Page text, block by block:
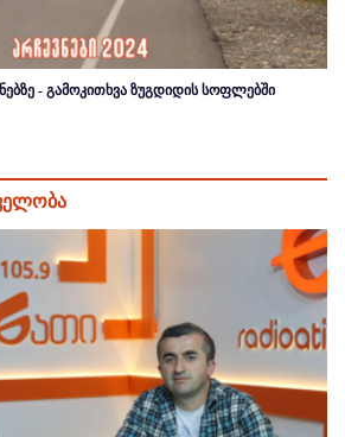
- გამოკითხვა ზუგდიდის სოფლებში